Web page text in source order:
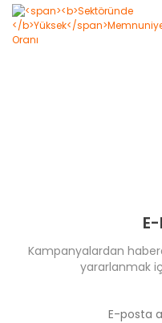
Kampanyalardan
yararlanmak